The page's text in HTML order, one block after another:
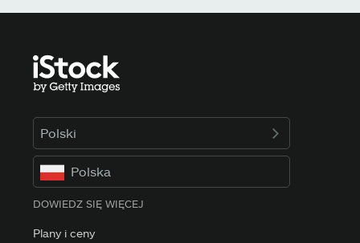
Polski
Polska
DOWIEDZ SIĘ WIĘCEJ
Plany i ceny